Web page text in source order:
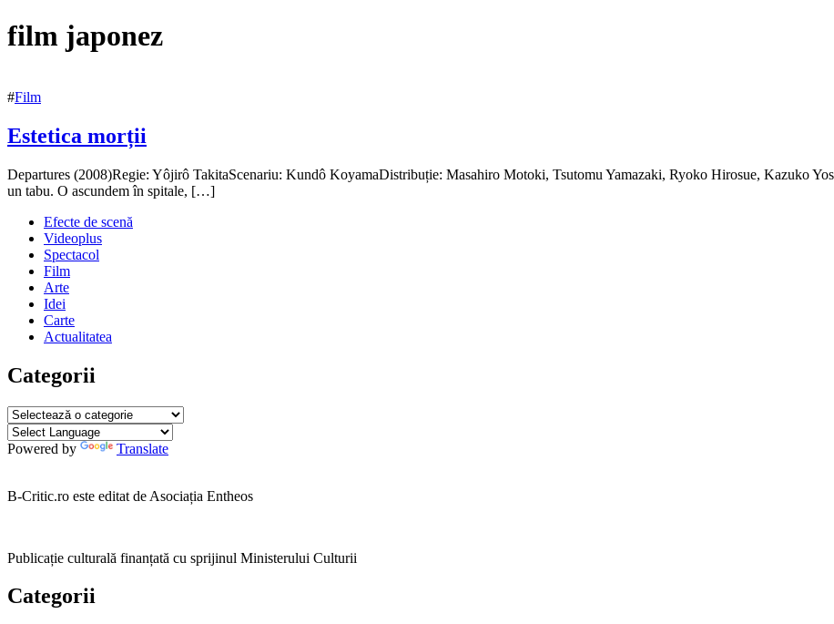
film japonez
#Film
Estetica morții
13
octombrie
octombrie
2016
Departures (2008)Regie: Yôjirô TakitaScenariu: Kundô KoyamaDistribuție: Masahiro Motoki, Tsutomu Yamazaki, Ryoko Hirosue, Kazuko
un tabu. O ascundem în spitale, […]
Efecte de scenă
Videoplus
Spectacol
Film
Arte
Idei
Carte
Actualitatea
Categorii
Categorii
Powered by Translate
B-Critic.ro este editat de Asociația Entheos
Publicație culturală finanțată cu sprijinul Ministerului Culturii
Categorii